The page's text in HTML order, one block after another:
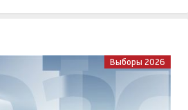
Выборы 2026